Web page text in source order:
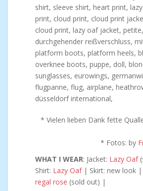
* Vielen lieben Dank fette
* Fotos: by
WHAT I WEAR: Jacket: Lazy Oaf
Shirt: Lazy Oaf | Skirt: new look
regal rose (sold out) |